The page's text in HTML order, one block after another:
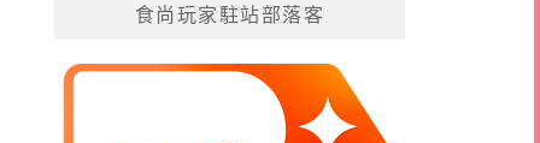
食尚玩家駐站部落客